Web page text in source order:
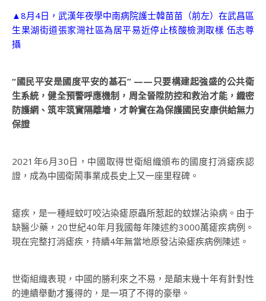
▲8月4日，武漢年夜學中南病院護士韓苗苗（前左）在武昌區
生果湖街道張家灣社區為居平易近停止核酸檢測取樣 伍志尊
攝
“國民平安是國度平安的基石” ——只要構建起強盛的公共衛
生系統，健全預警呼應機制，周全晉陞防控和救治才能，織密
防護網、筑牢筑實隔離墻，才幹實在為保護國民安康供給無力
保證
2021年6月30日，中國取得世衛組織頒布的國度打消瘧疾認
證，成為中國衛鬧事業成長史上又一座里程碑。
瘧疾，是一種經蚊叮咬沾染瘧原蟲所惹起的蚊媒沾染病。由于
缺醫少藥，20世紀40年月我國每年陳述約3000萬瘧疾病例。
現在完整打消瘧疾，持續4年無當地原發沾染瘧疾病例陳述。
世衛組織表現，中國的勝利來之不易，是顛末幾十年有針對性
的連續舉動才獲得的，是一項了不得的豪舉。